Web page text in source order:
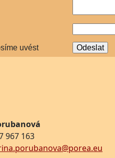
uvést
967 163